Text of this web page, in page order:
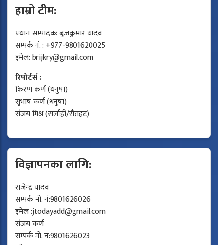
हाम्रो टीम:
प्रधान सम्पादकः बृजकुमार यादव
सम्पर्क नं. : +977-9801620025
इमेल:brijkry@gmail.com
रिपोर्टर्स :
किरण कर्ण (धनुषा)
सुभाष कर्ण (धनुषा)
संजय मिश्र (सर्लाही/रौतहट)
विज्ञापनका लागि:
राजेन्द्र यादव
सम्पर्क मो. नं:9801626026
इमेल :jtodayadd@gmail.com
संजय कर्ण
सम्पर्क मो. नं:9801626023